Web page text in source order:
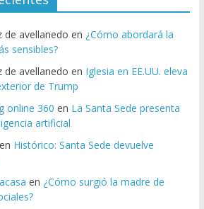
de avellanedo en ¿Cómo abordará la
sensibles?
de avellanedo en Iglesia en EE.UU. eleva
de Trump
online 360 en La Santa Sede presenta
artificial
en Histórico: Santa Sede devuelve
en ¿Cómo surgió la madre de